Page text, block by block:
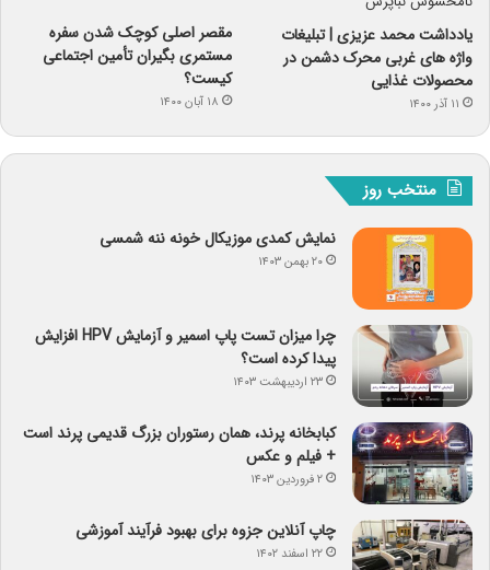
یادداشت محمد عزیزی | تبلیغات
واژه های غربی محرک دشمن در
محصولات غذایی
۱۱ آذر ۱۴۰۰
مقصر اصلی کوچک شدن سفره
مستمری بگیران تأمین اجتماعی
کیست؟
۱۸ آبان ۱۴۰۰
منتخب روز
نمایش کمدی موزیکال خونه ننه شمسی
۲۰ بهمن ۱۴۰۳
چرا میزان تست پاپ اسمیر و آزمایش HPV افزایش
پیدا کرده است؟
۲۳ اردیبهشت ۱۴۰۳
کبابخانه پرند، همان رستوران بزرگ قدیمی پرند است
+ فیلم و عکس
۲ فروردین ۱۴۰۳
چاپ آنلاین جزوه برای بهبود فرآیند آموزشی
۲۲ اسفند ۱۴۰۲